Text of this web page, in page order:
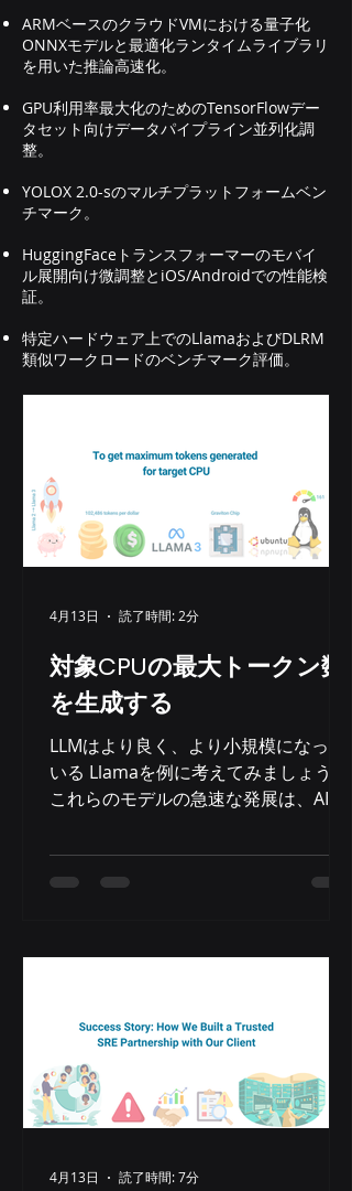
イン広告、電子商取引の推奨、ソーシ
ャル メディア フィードのランキン
グ、ストリーミング サービス、オンラ
イド広告など。 DLRM の機能: DLRM
インストール オプション: git と
Facebook DLRM (PyTorch) をインス
トールします。 TorchRec を使用して
DLRM をインストールする NVIDIA
DLRMをインストールする Docker に
または
ARMベースのクラウドVMにおける量子化
ONNXモデルと最適化ランタイムライブラリ
を用いた推論高速化。
GPU利用率最大化のためのTensorFlowデー
タセット向けデータパイプライン並列化調
整。
YOLOX 2.0-sのマルチプラットフォームベン
チマーク。
HuggingFaceトランスフォーマーのモバイ
ル展開向け微調整とiOS/Androidでの性能検
証。
特定ハードウェア上でのLlamaおよびDLRM
類似ワークロードのベンチマーク評価。
対象CPUの最大トークン数
を生成する
LLMはより良く、より小規模になって
いる Llamaを例に考えてみましょう。
これらのモデルの急速な発展は、AIに
とパフォーマンスの優先を示していま
す。 Llama 2 70Bが2023年8月に発売
巨大なサイズのために、NVIDIA H100
後、MetaはLlama 3 8Bを発表しまし
た。これはサイズが約9分の1に縮小さ
れたモデルです。これにより、より小
型のAIアクセラレータや最適化された
ドウェアコストと消費電力を大幅に削
4月13日 読了時間: 2分
4月13日 読了時間: 7分